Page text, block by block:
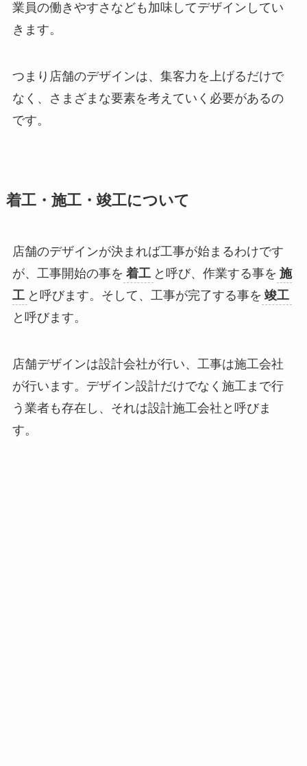
業員の働きやすさなども加味してデザインしてい
きます。
つまり店舗のデザインは、集客力を上げるだけで
なく、さまざまな要素を考えていく必要があるの
です。
着工・施工・竣工について
店舗のデザインが決まれば工事が始まるわけです
が、工事開始の事を 着工 と呼び、作業する事を 施
工 と呼びます。そして、工事が完了する事を 竣工
と呼びます。
店舗デザインは設計会社が行い、工事は施工会社
が行います。デザイン設計だけでなく施工まで行
う業者も存在し、それは設計施工会社と呼びま
す。